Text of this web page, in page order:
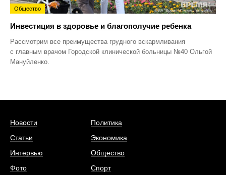
Общество
Инвестиция в здоровье и благополучие ребенка
Рассмотрим все преимущества грудного вскармливания
с главным врачом Городской клинической больницы №40 Ольгой
Мануйленко.
Новости
Статьи
Интервью
Фото
Политика
Экономика
Общество
Спорт